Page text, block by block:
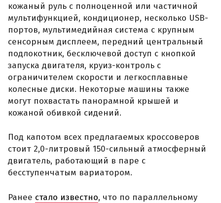
кожаный руль с полноценной или частичной
мультифункцией, кондиционер, несколько USB-
портов, мультимедийная система с крупным
сенсорным дисплеем, передний центральный
подлокотник, бесключевой доступ с кнопкой
запуска двигателя, круиз-контроль с
ограничителем скорости и легкосплавные
колесные диски. Некоторые машины также
могут похвастать панорамной крышей и
кожаной обивкой сидений.
Под капотом всех предлагаемых кроссоверов
стоит 2,0-литровый 150-сильный атмосферный
двигатель, работающий в паре с
бесступенчатым вариатором.
Ранее стало известно, что по параллельному